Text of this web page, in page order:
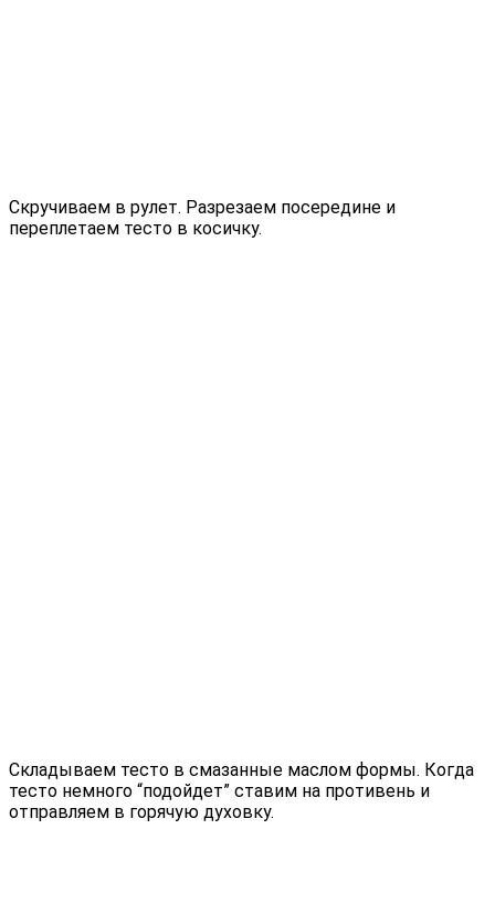
Скручиваем в рулет. Разрезаем посередине и
переплетаем тесто в косичку.
Складываем тесто в смазанные маслом формы. Когда
тесто немного “подойдет” ставим на противень и
отправляем в горячую духовку.